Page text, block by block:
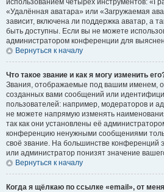
использованием четырёх инструментов:
«Удалённая аватара» или «Загружаемая
зависит, включена ли поддержка аватар, а
быть доступны. Если вы не можете
администратором конференции для
Вернуться к началу
Что такое звание и как я могу изменить
Звания, отображаемые под вашим именем,
созданных вами сообщений или
пользователей: например, модераторов и
не можете напрямую изменять
так как они установлены её
конференцию ненужными сообщениями
своё звание. На большинстве конференций
или администратор понизят значение
Вернуться к началу
Когда я щёлкаю по ссылке «email», от